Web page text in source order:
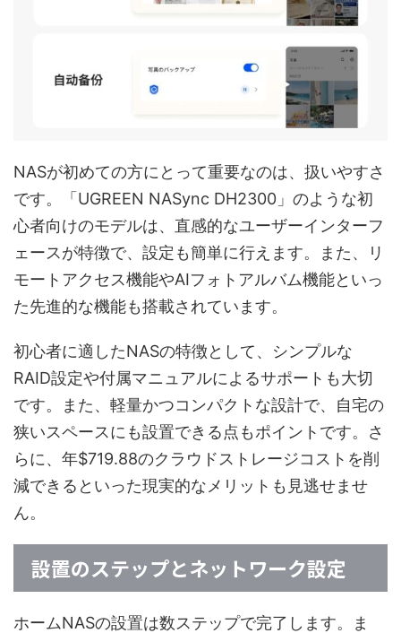
NASが初めての方にとって重要なのは、扱いやすさ
です。「UGREEN NASync DH2300」のような初
心者向けのモデルは、直感的なユーザーインターフ
ェースが特徴で、設定も簡単に行えます。また、リ
モートアクセス機能やAIフォトアルバム機能といっ
た先進的な機能も搭載されています。
初心者に適したNASの特徴として、シンプルな
RAID設定や付属マニュアルによるサポートも大切
です。また、軽量かつコンパクトな設計で、自宅の
狭いスペースにも設置できる点もポイントです。さ
らに、年$719.88のクラウドストレージコストを削
減できるといった現実的なメリットも見逃せませ
ん。
設置のステップとネットワーク設定
ホームNASの設置は数ステップで完了します。ま